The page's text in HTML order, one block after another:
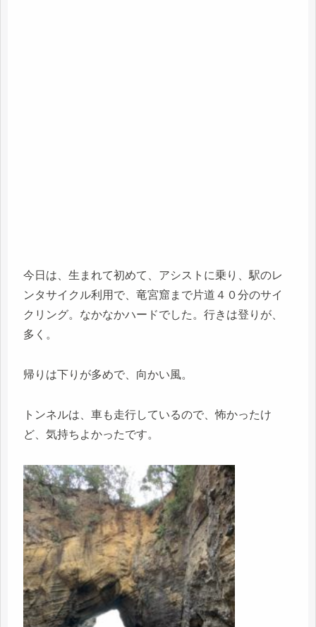
今日は、生まれて初めて、アシストに乗り、駅のレ
ンタサイクル利用で、竜宮窟まで片道４０分のサイ
クリング。なかなかハードでした。行きは登りが、
多く。
帰りは下りが多めで、向かい風。
トンネルは、車も走行しているので、怖かったけ
ど、気持ちよかったです。